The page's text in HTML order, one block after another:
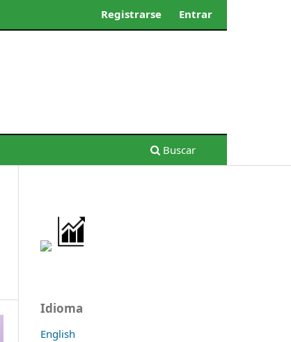
Buscar
Registrarse Entrar
Idioma
English